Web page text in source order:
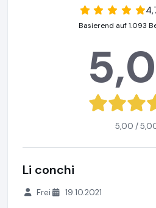
Basierend auf 1.093
5,00 /
Li conchi
Frei 19.10.2021